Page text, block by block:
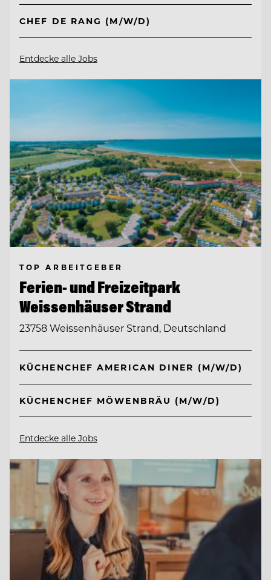
CHEF DE RANG (M/W/D)
Entdecke alle Jobs
TOP ARBEITGEBER
Ferien- und Freizeitpark
Weissenhäuser Strand
23758 Weissenhäuser Strand, Deutschland
KÜCHENCHEF AMERICAN DINER (M/W/D)
KÜCHENCHEF MÖWENBRÄU (M/W/D)
Entdecke alle Jobs